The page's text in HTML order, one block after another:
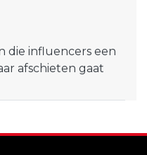
die influencers een
afschieten gaat